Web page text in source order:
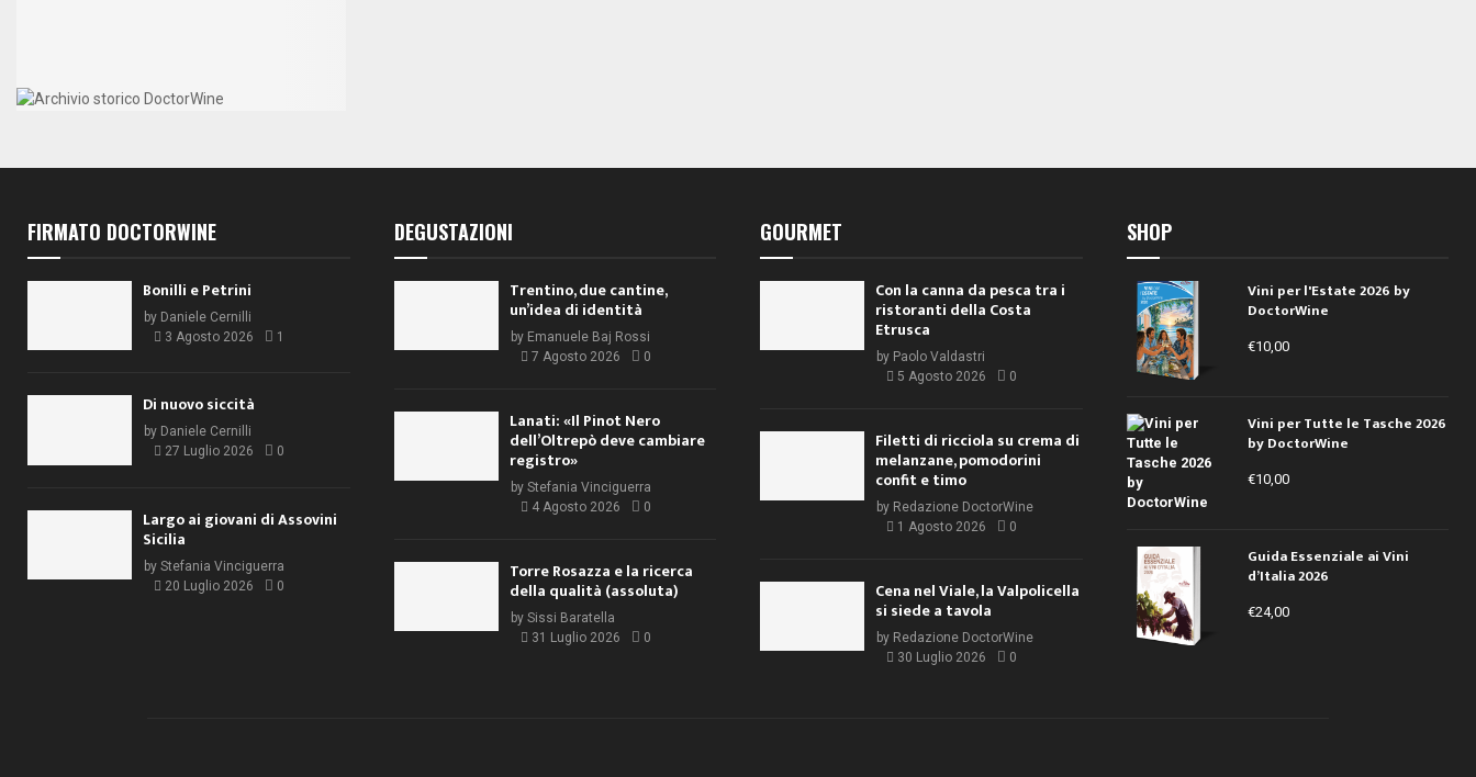
FIRMATO DOCTORWINE
Bonilli e Petrini
by Daniele Cernilli
3 Agosto 2026
1
Di nuovo siccità
by Daniele Cernilli
27 Luglio 2026
0
Largo ai giovani di Assovini
Sicilia
by Stefania Vinciguerra
20 Luglio 2026
0
DEGUSTAZIONI
Trentino, due cantine,
un’idea di identità
by Emanuele Baj Rossi
7 Agosto 2026
0
Lanati: «Il Pinot Nero
dell’Oltrepò deve cambiare
registro»
by Stefania Vinciguerra
4 Agosto 2026
0
Torre Rosazza e la ricerca
della qualità (assoluta)
by Sissi Baratella
31 Luglio 2026
0
GOURMET
Con la canna da pesca tra i
ristoranti della Costa
Etrusca
by Paolo Valdastri
5 Agosto 2026
0
Filetti di ricciola su crema di
melanzane, pomodorini
confit e timo
by Redazione DoctorWine
1 Agosto 2026
0
Cena nel Viale, la Valpolicella
si siede a tavola
by Redazione DoctorWine
30 Luglio 2026
0
SHOP
Vini per l'Estate 2026 by
DoctorWine
€10,00
Vini per Tutte le Tasche 2026
by DoctorWine
€10,00
Guida Essenziale ai Vini
d’Italia 2026
€24,00